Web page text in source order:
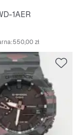
1AER
550,00 zł